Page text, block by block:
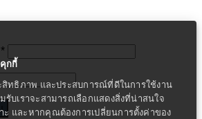
กกี้
สิทธิภาพ และประสบการณ์ที่ดีในการใช้งาน
บเราจะสามารถเลือกแสดงสิ่งที่น่าสนใจ
และหากคุณต้องการเปลี่ยนการตั้งค่าของ
*